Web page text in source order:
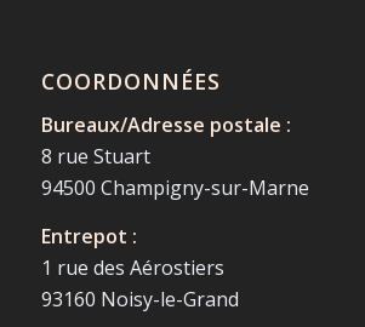
COORDONNÉES
Bureaux/Adresse postale :
8 rue Stuart
94500 Champigny-sur-Marne
Entrepot :
1 rue des Aérostiers
93160 Noisy-le-Grand